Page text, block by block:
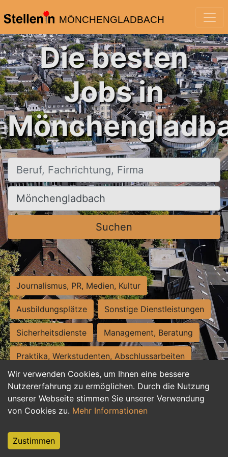
MÖNCHENGLADBACH
Wir verwenden Cookies, um Ihnen eine bessere
Nutzererfahrung zu ermöglichen. Durch die Nutzung
unserer Webseite stimmen Sie unserer Verwendung
von Cookies zu. Mehr Informationen
Zustimmen
Die besten
Jobs in
Beruf, Fachrichtung, Firma
Ort, Stadt
Suchen
Journalismus, PR, Medien, Kultur
Ausbildungsplätze Sonstige Dienstleistungen
Sicherheitsdienste Management, Beratung
Praktika, Werkstudenten, Abschlussarbeiten
Personalwesen Assistenz, Sekretariat
Hilfskräfte, Aushilfs- und Nebenjobs
Weiterbildung, Studium, duale Ausbildung